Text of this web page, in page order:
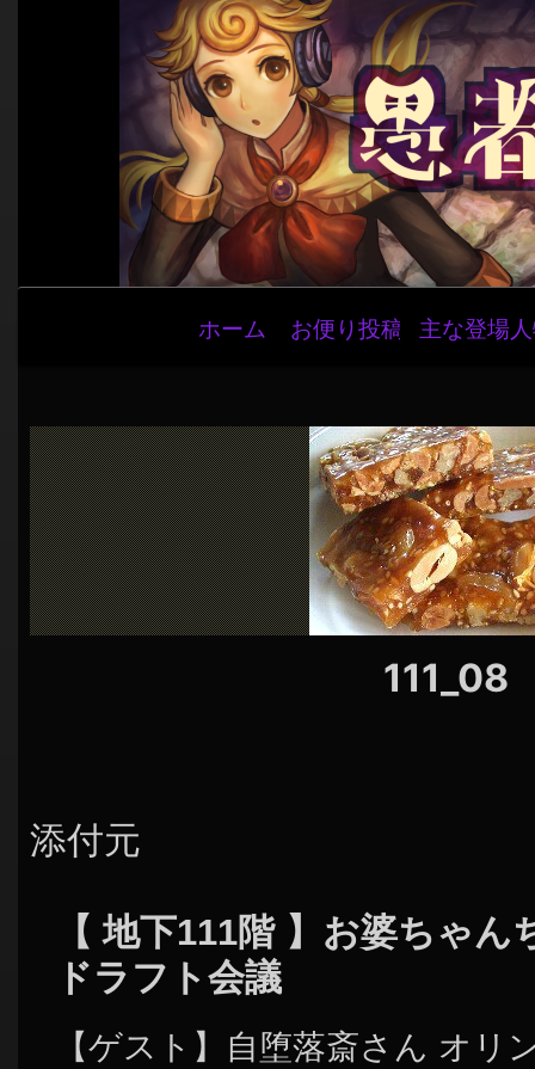
ビ
ゲ
ー
シ
ョ
ン
ホーム お便り投稿 主な登場
111_08
添付元
【 地下111階 】お婆ちゃ
ドラフト会議
【ゲスト】自堕落斎さん オリ